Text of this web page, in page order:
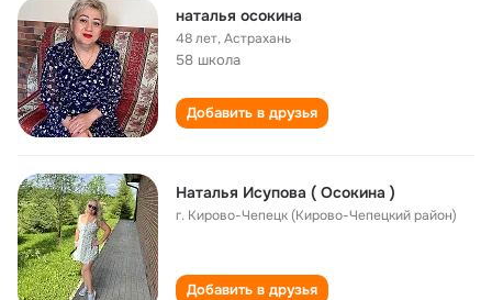
наталья осокина
48 лет,Астрахань
58 школа
Добавить в друзья
Наталья Исупова ( Осокина )
г. Кирово-Чепецк (Кирово-Чепецкий район)
Добавить в друзья